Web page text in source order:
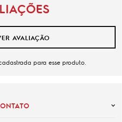
AVALIAÇÃO
para esse produto.